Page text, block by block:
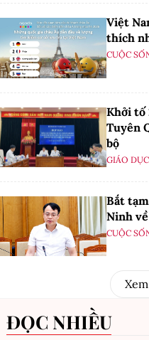
Việt
thích
CUỘC
Khởi tố
Tuyên
bộ
GIÁO
Bắt
Ninh
CUỘC
ĐỌC NHIỀU